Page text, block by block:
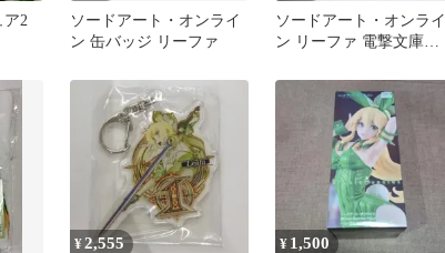
2
ソードアート・オンライ
ン 缶バッジ リーファ
ソードアート・オンライ
ン リーファ 電撃文庫
ード
¥2,555 ¥ 1,500